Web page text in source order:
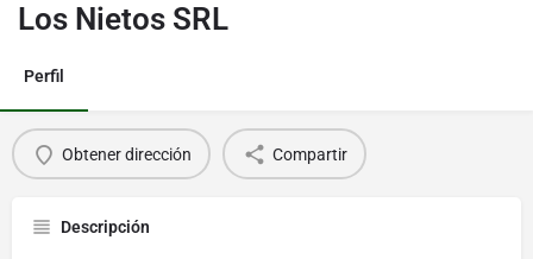
Los Nietos SRL
Perfil
Obtener dirección Compartir
Descripción